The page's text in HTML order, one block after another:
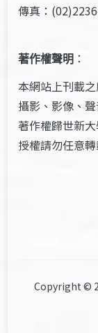
傳真：
著作權聲明 ：
本網站上刊載
攝影、影像、
著作權歸世新
授權請勿任意
Copyright ©